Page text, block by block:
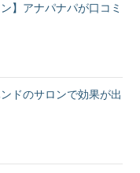
】アナパナパが口コミ
ドのサロンで効果が出